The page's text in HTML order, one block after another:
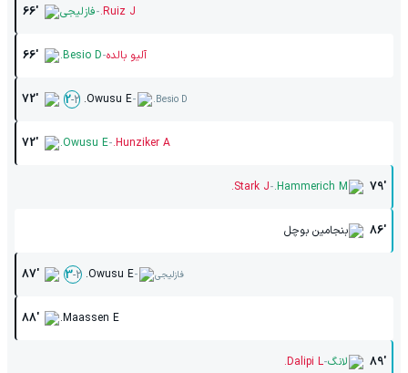
66' فازلیجی- Ruiz J.
66' Besio D.-آلیو بالده
72' 2
-
2 Owusu E.- Besio D.
72' Owusu E.- Hunziker A.
79'
Hammerich M.
-
Stark J.
86' بنجامین بوچل
87' 2
-
3 Owusu E.- فازلیجی
88' Maassen E.
89' لانگ-
Dalipi L.